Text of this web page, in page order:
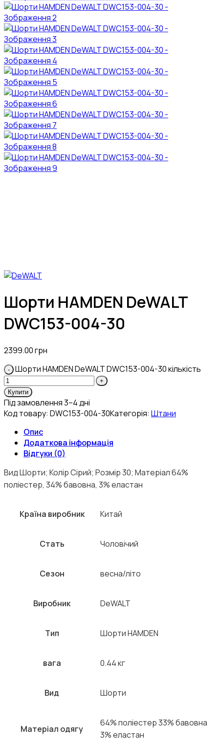
Шорти HAMDEN DeWALT
DWC153-004-30
2399.00грн
Шорти HAMDEN DeWALT DWC153-004-30 кількість
Купити
Під замовлення 3–4 дні
Код товару: DWC153-004-30Категорія: Штани
Опис
Додаткова інформація
Відгуки (0)
Вид Шорти; Колір Сірий; Розмір 30; Матеріал 64%
поліестер, 34% бавовна, 3% еластан
Країна виробник Китай
Стать Чоловічий
Сезон весна/літо
Виробник DeWALT
Тип Шорти HAMDEN
вага 0.44 кг
Вид Шорти
Матеріал одягу
64% поліестер 33% бавовна
3% еластан